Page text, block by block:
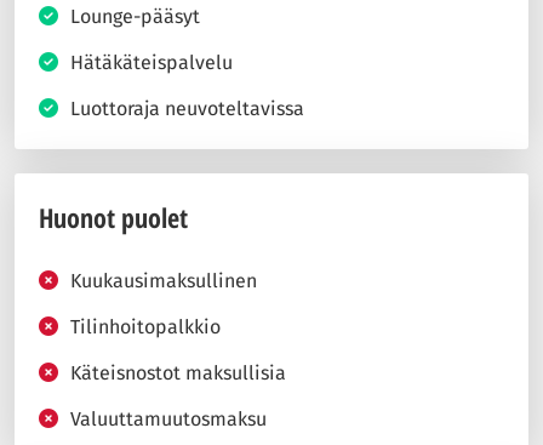
Lounge-pääsyt
Hätäkäteispalvelu
Luottoraja neuvoteltavissa
Huonot puolet
Kuukausimaksullinen
Tilinhoitopalkkio
Käteisnostot maksullisia
Valuuttamuutosmaksu